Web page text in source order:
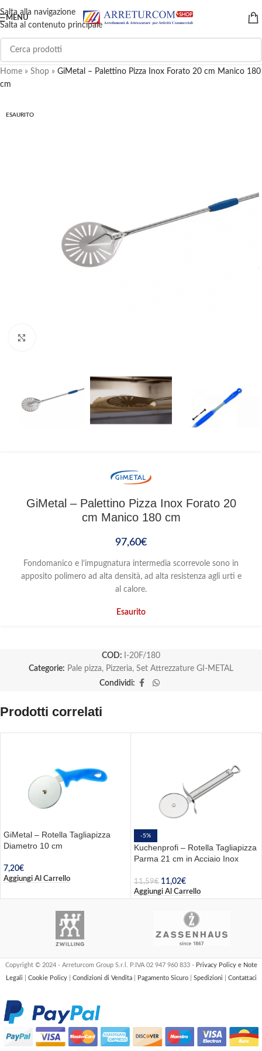
Salta alla navigazione
Salta al contenuto principale
MENU
Home » Shop » GiMetal – Palettino Pizza Inox Forato 20 cm Manico 180
cm
ESAURITO
GiMetal – Palettino Pizza Inox Forato 20
cm Manico 180 cm
97,60€
Fondomanico e l’impugnatura intermedia scorrevole sono in
apposito polimero ad alta densità, ad alta resistenza agli urti e
al calore.
Esaurito
COD:
I-20F/180
Categorie: Pale pizza, Pizzeria, Set Attrezzature GI-METAL
Condividi:
Prodotti correlati
GiMetal – Rotella Tagliapizza
Diametro 10 cm
7,20€
Aggiungi Al Carrello
-5%
Kuchenprofi – Rotella Tagliapizza
Parma 21 cm in Acciaio Inox
11,59€ 11,02€
Aggiungi Al Carrello
Copyright © 2024 - Arreturcom Group S.r.l. P.IVA 02 947 960 833 - Privacy Policy e Note
Legali
Cookie Policy Condizioni di Vendita Pagamento Sicuro Spedizioni Contattaci